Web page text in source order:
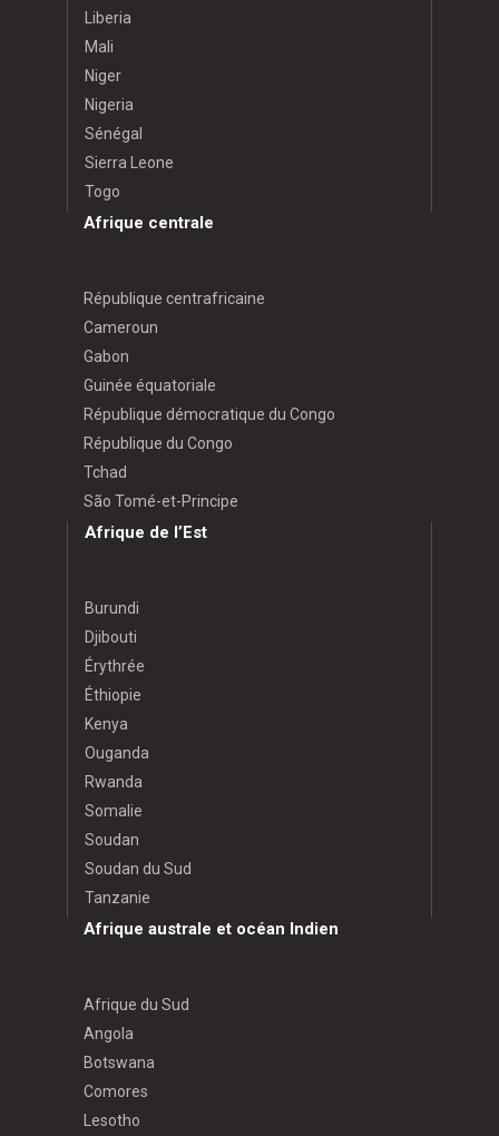
Liberia
Mali
Niger
Nigeria
Sénégal
Sierra Leone
Togo
Afrique centrale
République centrafricaine
Cameroun
Gabon
Guinée équatoriale
République démocratique du Congo
République du Congo
Tchad
São Tomé-et-Principe
Afrique de l’Est
Burundi
Djibouti
Érythrée
Éthiopie
Kenya
Ouganda
Rwanda
Somalie
Soudan
Soudan du Sud
Tanzanie
Afrique australe et océan Indien
Afrique du Sud
Angola
Botswana
Comores
Lesotho